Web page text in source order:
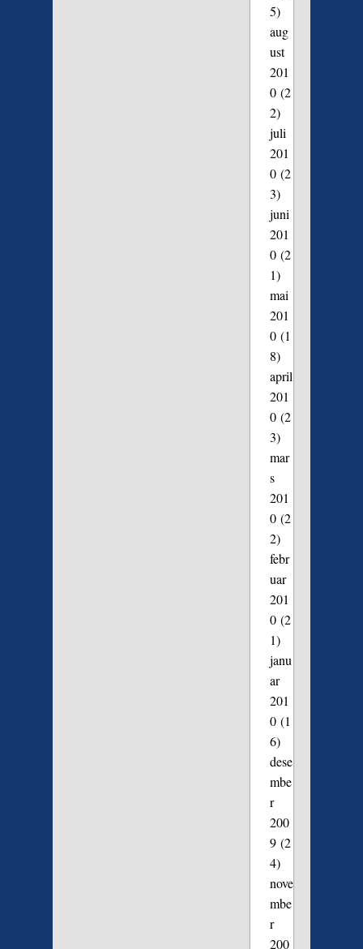
5)
aug
ust
201
0(2
2)
juli
201
0(2
3)
juni
201
0(2
1)
mai
201
0(1
8)
april
201
0(2
3)
mar
s
201
0(2
2)
febr
uar
201
0(2
1)
janu
ar
201
0(1
6)
dese
mbe
r
200
9(2
4)
nove
mbe
r
200